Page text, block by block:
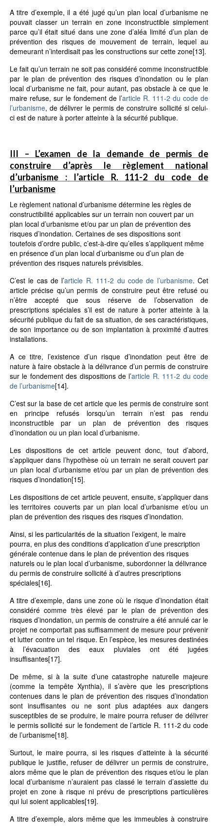
A titre d’exemple, il a été jugé qu’un plan local d’urbanisme ne
pouvait classer un terrain en zone inconstructible simplement
parce qu’il était situé dans une zone d’aléa limité d’un plan de
prévention des risques de mouvement de terrain, lequel au
demeurant n’interdisait pas les constructions sur cette zone[13].
Le fait qu’un terrain ne soit pas considéré comme inconstructible
par le plan de prévention des risques d’inondation ou le plan
local d’urbanisme ne fait, pour autant, pas obstacle à ce que le
maire refuse, sur le fondement de l’article R. 111-2 du code de
l’urbanisme, de délivrer le permis de construire sollicité si celui-
ci est de nature à porter atteinte à la sécurité publique.
III – L’examen de la demande de permis de
construire d’après le règlement national
d’urbanisme : l’article R. 111-2 du code de
l’urbanisme
Le règlement national d’urbanisme détermine les règles de
constructibilité applicables sur un terrain non couvert par un
plan local d’urbanisme et/ou par un plan de prévention des
risques d’inondation. Certaines de ses dispositions sont
toutefois d’ordre public, c’est-à-dire qu’elles s’appliquent même
en présence d’un plan local d’urbanisme ou d’un plan de
prévention des risques naturels prévisibles.
C’est le cas de l’article R. 111-2 du code de l’urbanisme. Cet
article précise qu’un permis de construire peut être refusé ou
n’être accepté que sous réserve de l’observation de
prescriptions spéciales s’il est de nature à porter atteinte à la
sécurité publique du fait de sa situation, de ses caractéristiques,
de son importance ou de son implantation à proximité d’autres
installations.
A ce titre, l’existence d’un risque d’inondation peut être de
nature à faire obstacle à la délivrance d’un permis de construire
sur le fondement des dispositions de l’article R. 111-2 du code
de l’urbanisme[14].
C’est sur la base de cet article que les permis de construire sont
en principe refusés lorsqu’un terrain n’est pas rendu
inconstructible par un plan de prévention des risques
d’inondation ou un plan local d’urbanisme.
Les dispositions de cet article peuvent donc, tout d’abord,
s’appliquer dans l’hypothèse où un terrain ne serait couvert par
un plan local d’urbanisme et/ou par un plan de prévention des
risques d’inondation[15].
Les dispositions de cet article peuvent, ensuite, s’appliquer dans
les territoires couverts par un plan local d’urbanisme et/ou un
plan de prévention des risques des risques d’inondation.
Ainsi, si les particularités de la situation l’exigent, le maire
pourra, en plus des conditions d’application d’une prescription
générale contenue dans le plan de prévention des risques
naturels ou le plan local d’urbanisme, subordonner la délivrance
du permis de construire sollicité à d’autres prescriptions
spéciales[16].
A titre d’exemple, dans une zone où le risque d’inondation était
considéré comme très élevé par le plan de prévention des
risques d’inondation, un permis de construire a été annulé car le
projet ne comportait pas suffisamment de mesure pour prévenir
et lutter contre un tel risque. En l’espèce, les mesures destinées
à l’évacuation des eaux pluviales ont été jugées
insuffisantes[17].
De même, si à la suite d’une catastrophe naturelle majeure
(comme la tempête Xynthia), il s’avère que les prescriptions
contenues dans le plan de prévention des risques d’inondation
sont insuffisantes ou ne sont plus adaptées aux dangers
susceptibles de se produire, le maire pourra refuser de délivrer
le permis sollicité sur le fondement de l’article R. 111-2 du code
de l’urbanisme[18].
Surtout, le maire pourra, si les risques d’atteinte à la sécurité
publique le justifie, refuser de délivrer un permis de construire,
alors même que le plan de prévention des risques et/ou le plan
local d’urbanisme n’auraient pas classé le terrain d’assiette du
projet en zone à risque ni prévu de prescriptions particulières
qui lui soient applicables[19].
A titre d’exemple, alors même que les immeubles à construire